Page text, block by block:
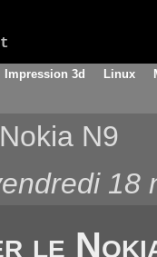
Impression 3d Linux
N9
18
le